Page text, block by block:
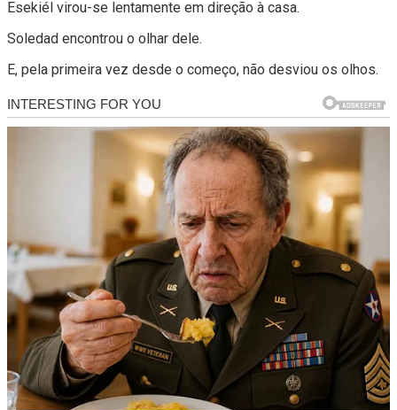
Esekiél virou-se lentamente em direção à casa.
Soledad encontrou o olhar dele.
E, pela primeira vez desde o começo, não desviou os olhos.